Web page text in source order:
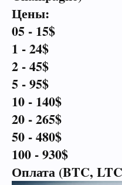
Цены:
05 - 15$
1 - 24$
2 - 45$
5 - 95$
10 - 140$
20 - 265$
50 - 480$
100 - 930$
Оплата (BTC,